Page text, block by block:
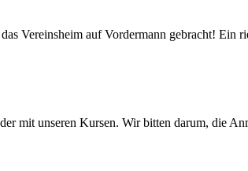
Vereinsheim auf Vordermann gebracht! Ein
mit unseren Kursen. Wir bitten darum, die